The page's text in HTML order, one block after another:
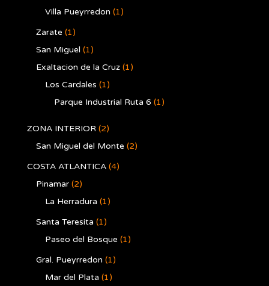
Villa Pueyrredon (1)
Zarate (1)
San Miguel (1)
Exaltacion de la Cruz (1)
Los Cardales (1)
Parque Industrial Ruta 6 (1)
ZONA INTERIOR (2)
San Miguel del Monte (2)
COSTA ATLANTICA (4)
Pinamar (2)
La Herradura (1)
Santa Teresita (1)
Paseo del Bosque (1)
Gral. Pueyrredon (1)
Mar del Plata (1)